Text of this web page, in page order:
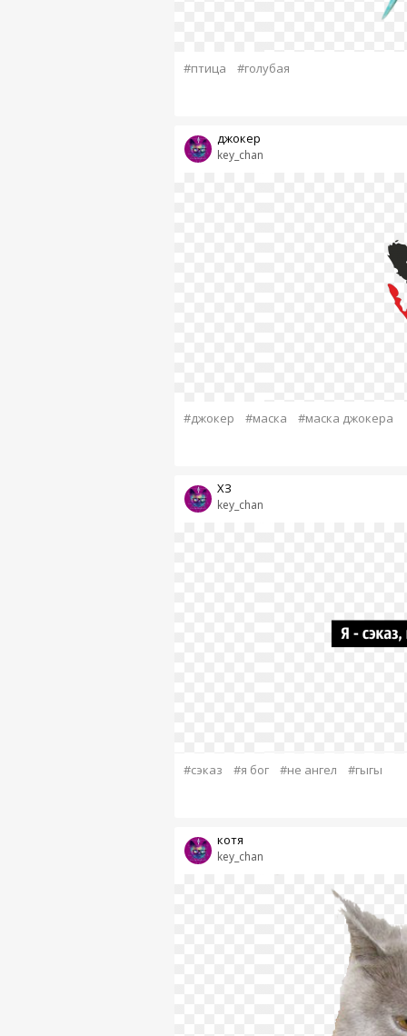
#птица #голубая
key_chan
джокер
#джокер #маска #маска джокера
key_chan
ХЗ
#сэказ #я бог #не ангел #гыгы
key_chan
котя